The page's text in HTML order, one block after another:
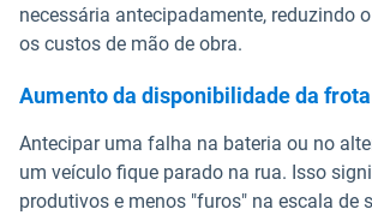
necessária antecipadamente, reduzindo o
os custos de mão de obra.
Aumento da disponibilidade da frota
Antecipar uma falha na bateria ou no
um veículo fique parado na rua. Isso
produtivos e menos "furos" na escala de